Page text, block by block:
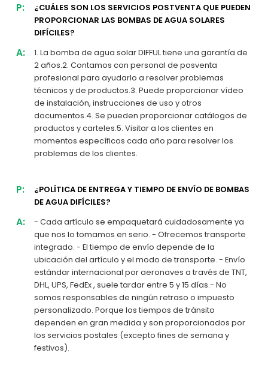
P:
¿CUÁLES SON LOS SERVICIOS POSTVENTA QUE PUEDEN
PROPORCIONAR LAS BOMBAS DE AGUA SOLARES
DIFÍCILES?
A:
1. La bomba de agua solar DIFFUL tiene una garantía de
2 años.2. Contamos con personal de posventa
profesional para ayudarlo a resolver problemas
técnicos y de productos.3. Puede proporcionar vídeo
de instalación, instrucciones de uso y otros
documentos.4. Se pueden proporcionar catálogos de
productos y carteles.5. Visitar a los clientes en
momentos específicos cada año para resolver los
problemas de los clientes.
P:
¿POLÍTICA DE ENTREGA Y TIEMPO DE ENVÍO DE BOMBAS
DE AGUA DIFÍCILES?
A:
- Cada artículo se empaquetará cuidadosamente ya
que nos lo tomamos en serio. - Ofrecemos transporte
integrado. - El tiempo de envío depende de la
ubicación del artículo y el modo de transporte. - Envío
estándar internacional por aeronaves a través de TNT,
DHL, UPS, FedEx , suele tardar entre 5 y 15 días.- No
somos responsables de ningún retraso o impuesto
personalizado. Porque los tiempos de tránsito
dependen en gran medida y son proporcionados por
los servicios postales (excepto fines de semana y
festivos).